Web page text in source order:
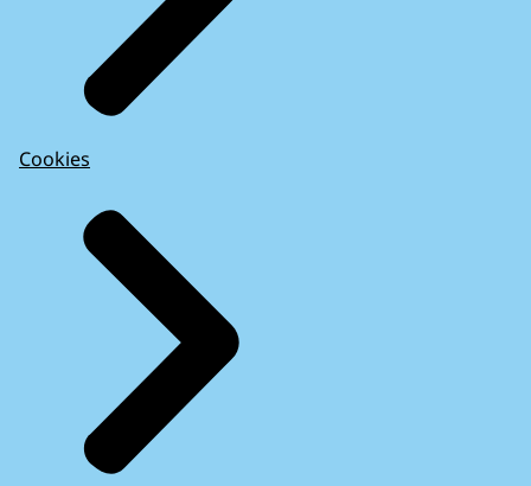
Cookies